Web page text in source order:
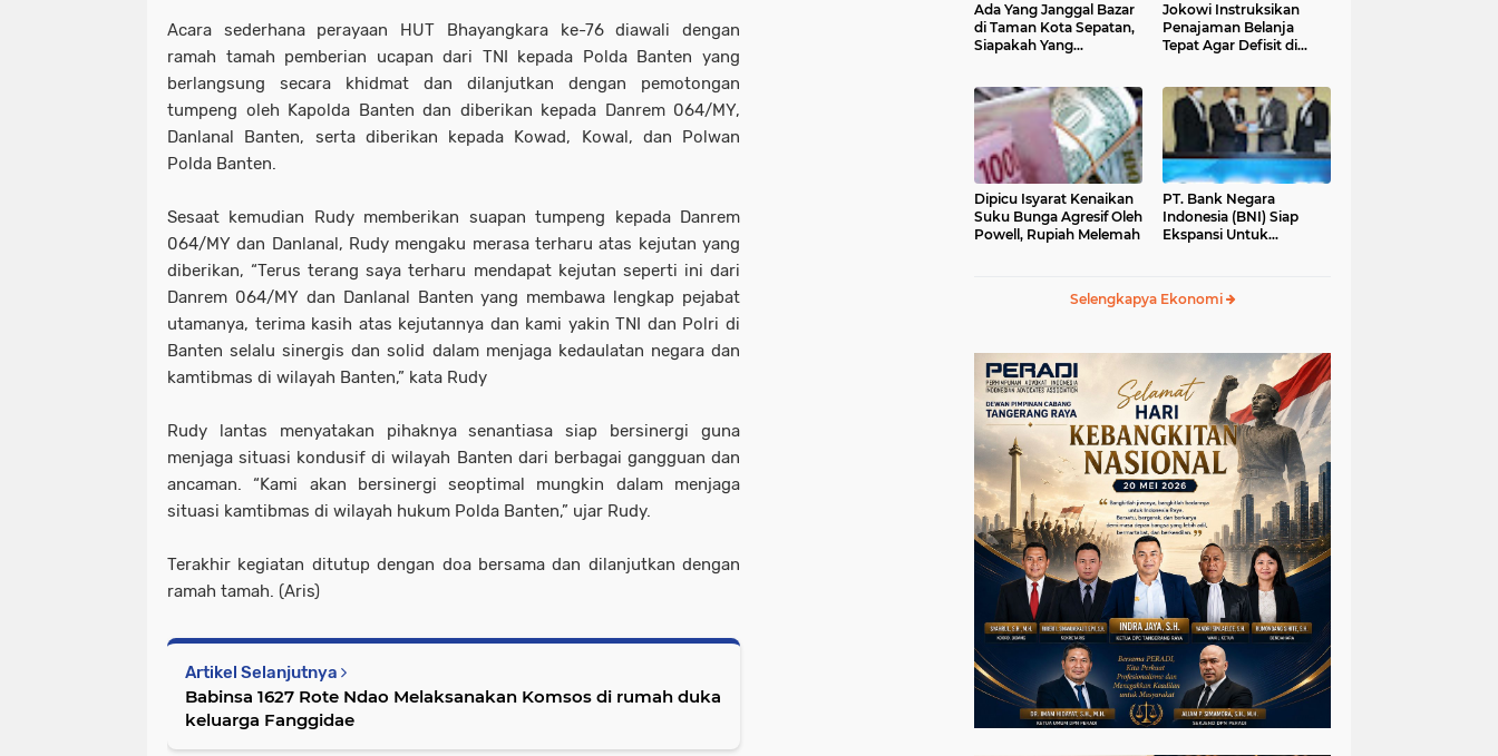
Acara sederhana perayaan HUT Bhayangkara ke-76 diawali dengan
ramah tamah pemberian ucapan dari TNI kepada Polda Banten yang
berlangsung secara khidmat dan dilanjutkan dengan pemotongan
tumpeng oleh Kapolda Banten dan diberikan kepada Danrem 064/MY,
Danlanal Banten, serta diberikan kepada Kowad, Kowal, dan Polwan
Polda Banten.
Sesaat kemudian Rudy memberikan suapan tumpeng kepada Danrem
064/MY dan Danlanal, Rudy mengaku merasa terharu atas kejutan yang
diberikan, “Terus terang saya terharu mendapat kejutan seperti ini dari
Danrem 064/MY dan Danlanal Banten yang membawa lengkap pejabat
utamanya, terima kasih atas kejutannya dan kami yakin TNI dan Polri di
Banten selalu sinergis dan solid dalam menjaga kedaulatan negara dan
kamtibmas di wilayah Banten,” kata Rudy
Rudy lantas menyatakan pihaknya senantiasa siap bersinergi guna
menjaga situasi kondusif di wilayah Banten dari berbagai gangguan dan
ancaman. “Kami akan bersinergi seoptimal mungkin dalam menjaga
situasi kamtibmas di wilayah hukum Polda Banten,” ujar Rudy.
Terakhir kegiatan ditutup dengan doa bersama dan dilanjutkan dengan
ramah tamah. (Aris)
Artikel Selanjutnya
Babinsa 1627 Rote Ndao Melaksanakan Komsos di rumah duka
keluarga Fanggidae
Ada Yang Janggal Bazar
di Taman Kota Sepatan,
Siapakah Yang
Jokowi Instruksikan
Penajaman Belanja
Tepat Agar Defisit di
Dipicu Isyarat Kenaikan
Suku Bunga Agresif Oleh
Powell, Rupiah Melemah
PT. Bank Negara
Indonesia (BNI) Siap
Ekspansi Untuk
Selengkapya Ekonomi